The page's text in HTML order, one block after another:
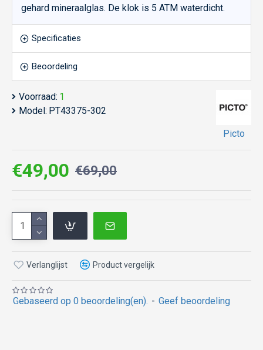
gehard mineraalglas. De klok is 5 ATM waterdicht.
Specificaties
Beoordeling
Voorraad: 1
Model: PT43375-302
Picto
Gebaseerd op 0 beoordeling(en). - Geef beoordeling
€49,00 €69,00
Verlanglijst Product vergelijk